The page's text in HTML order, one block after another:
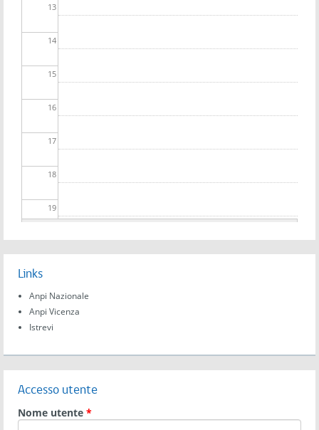
13
14
15
16
17
18
19
20
22
Links
Anpi Nazionale
Anpi Vicenza
Istrevi
Accesso utente
Nome utente *